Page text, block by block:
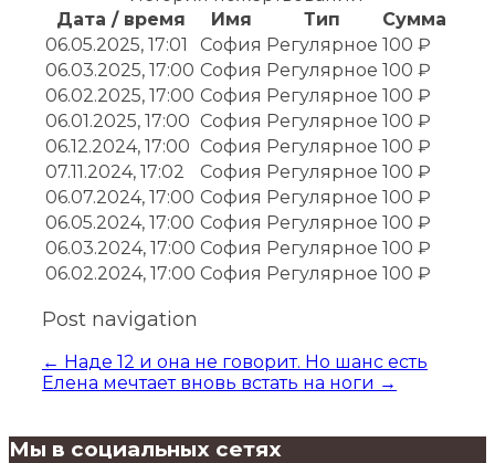
Дата / время
Имя Тип
Сумма
06.05.2025, 17:01
София Регулярное 100 ₽
06.03.2025, 17:00 София Регулярное 100 ₽
06.02.2025, 17:00 София Регулярное 100 ₽
06.01.2025, 17:00 София Регулярное 100 ₽
06.12.2024, 17:00 София Регулярное 100 ₽
07.11.2024, 17:02
София Регулярное 100 ₽
06.07.2024, 17:00 София Регулярное 100 ₽
06.05.2024, 17:00 София Регулярное 100 ₽
06.03.2024, 17:00 София Регулярное 100 ₽
06.02.2024, 17:00 София Регулярное 100 ₽
Post navigation
← Наде 12 и она не говорит. Но шанс есть
Елена мечтает вновь встать на ноги →
Мы в социальных сетях